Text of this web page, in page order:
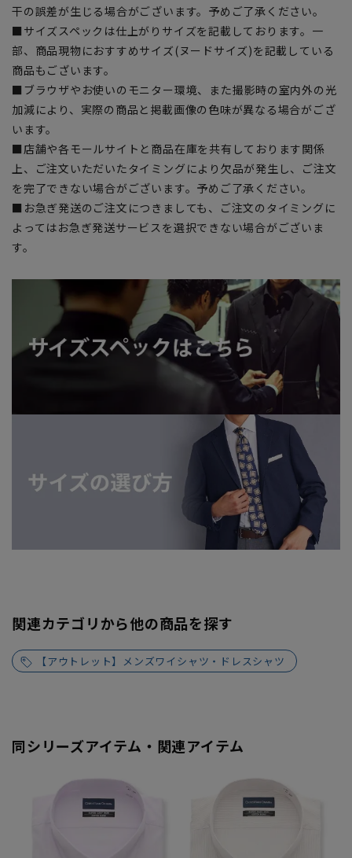
干の誤差が生じる場合がございます。予めご了承ください。
■サイズスペックは仕上がりサイズを記載しております。一
部、商品現物におすすめサイズ(ヌードサイズ)を記載している
商品もございます。
■ブラウザやお使いのモニター環境、また撮影時の室内外の光
加減により、実際の商品と掲載画像の色味が異なる場合がござ
います。
■店舗や各モールサイトと商品在庫を共有しております関係
上、ご注文いただいたタイミングにより欠品が発生し、ご注文
を完了できない場合がございます。予めご了承ください。
■お急ぎ発送のご注文につきましても、ご注文のタイミングに
よってはお急ぎ発送サービスを選択できない場合がございま
す。
関連カテゴリから他の商品を探す
【アウトレット】メンズワイシャツ・ドレスシャツ
同シリーズアイテム・関連アイテム